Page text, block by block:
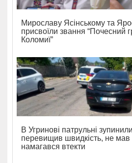
Мирославу Ясінському та
присвоїли звання “Почесний
Коломиї”
В Угринові патрульні
перевищив швидкість, не мав
намагався втекти